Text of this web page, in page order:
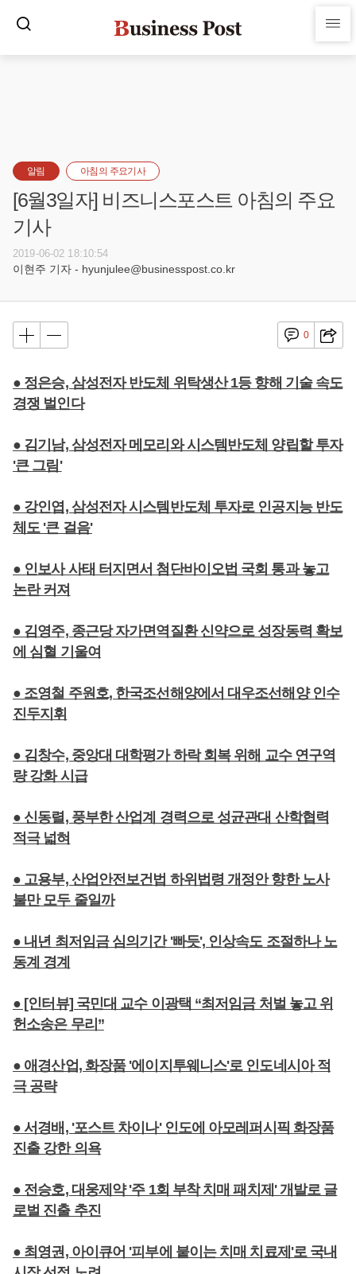
알림 아침의 주요기사
[6월3일자] 비즈니스포스트 아침의 주요
기사
2019-06-02 18:10:54
이현주 기자 - hyunjulee@businesspost.co.kr
0
● 정은승, 삼성전자 반도체 위탁생산 1등 향해 기술 속도
경쟁 벌인다
● 김기남, 삼성전자 메모리와 시스템반도체 양립할 투자
'큰 그림'
● 강인엽, 삼성전자 시스템반도체 투자로 인공지능 반도
체도 '큰 걸음'
● 인보사 사태 터지면서 첨단바이오법 국회 통과 놓고
논란 커져
● 김영주, 종근당 자가면역질환 신약으로 성장동력 확보
에 심혈 기울여
● 조영철 주원호, 한국조선해양에서 대우조선해양 인수
진두지휘
● 김창수, 중앙대 대학평가 하락 회복 위해 교수 연구역
량 강화 시급
● 신동렬, 풍부한 산업계 경력으로 성균관대 산학협력
적극 넓혀
● 고용부, 산업안전보건법 하위법령 개정안 향한 노사
불만 모두 줄일까
● 내년 최저임금 심의기간 '빠듯', 인상속도 조절하나 노
동계 경계
● [인터뷰] 국민대 교수 이광택 “최저임금 처벌 놓고 위
헌소송은 무리”
● 애경산업, 화장품 '에이지투웨니스'로 인도네시아 적
극 공략
● 서경배, '포스트 차이나' 인도에 아모레퍼시픽 화장품
진출 강한 의욕
● 전승호, 대웅제약 '주 1회 부착 치매 패치제' 개발로 글
로벌 진출 추진
● 최영권, 아이큐어 '피부에 붙이는 치매 치료제'로 국내